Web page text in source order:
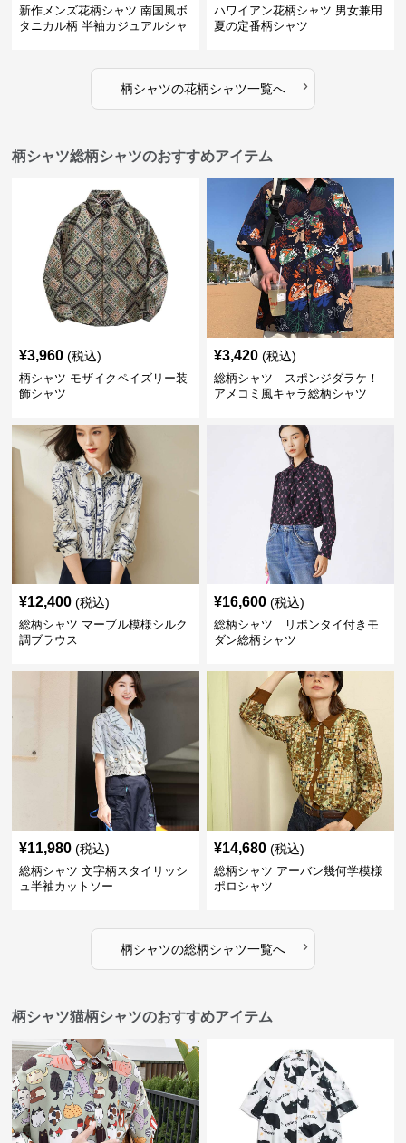
新作メンズ花柄シャツ 南国風ボ
タニカル柄 半袖カジュアルシャ
ハワイアン花柄シャツ 男女兼用
夏の定番柄シャツ
柄シャツの花柄シャツ一覧へ ›
柄シャツ総柄シャツのおすすめアイテム
¥3,960 (税込)
柄シャツ モザイクペイズリー装
飾シャツ
¥3,420 (税込)
総柄シャツ スポンジダラケ！
アメコミ風キャラ総柄シャツ
¥12,400 (税込)
総柄シャツ マーブル模様シルク
調ブラウス
¥16,600 (税込)
総柄シャツ リボンタイ付きモ
ダン総柄シャツ
¥11,980 (税込)
総柄シャツ 文字柄スタイリッシ
ュ半袖カットソー
¥14,680 (税込)
総柄シャツ アーバン幾何学模様
ポロシャツ
柄シャツの総柄シャツ一覧へ ›
柄シャツ猫柄シャツのおすすめアイテム